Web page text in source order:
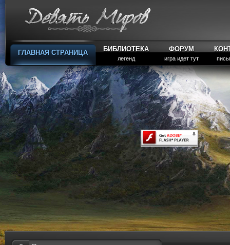
ГЛАВНАЯ СТРАНИЦА БИБЛИОТЕКА
легенд
ФОРУМ
игра идет тут